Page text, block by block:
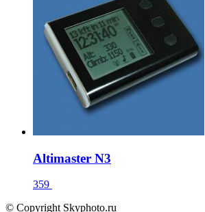
Altimaster N3
359
© Copyright Skyphoto.ru